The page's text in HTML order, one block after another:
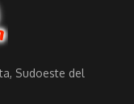
Sudoeste del